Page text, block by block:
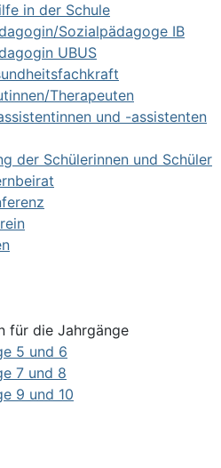
in der Schule
Sozialpädagoge IB
UBUS
Therapeuten
und -assistenten
der Schülerinnen und Schüler
für die Jahrgänge
5 und 6
7 und 8
9 und 10